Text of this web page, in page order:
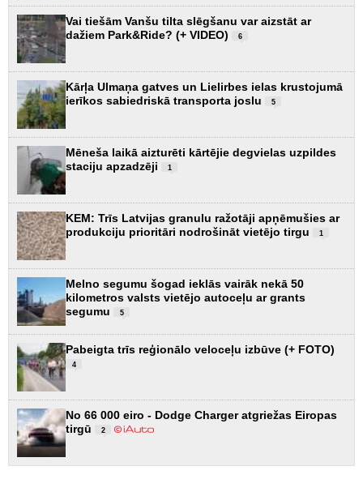
Vai tiešām Vanšu tilta slēgšanu var aizstāt ar
dažiem Park&Ride? (+ VIDEO)
6
Kārļa Ulmaņa gatves un Lielirbes ielas krustojumā
ierīkos sabiedriskā transporta joslu
5
Mēneša laikā aizturēti kārtējie degvielas uzpildes
staciju apzadzēji
1
KEM: Trīs Latvijas granulu ražotāji apņēmušies ar
produkciju prioritāri nodrošināt vietējo tirgu
1
Melno segumu šogad ieklās vairāk nekā 50
kilometros valsts vietējo autoceļu ar grants
segumu
5
Pabeigta trīs reģionālo veloceļu izbūve (+ FOTO)
4
No 66 000 eiro - Dodge Charger atgriežas Eiropas
tirgū
2